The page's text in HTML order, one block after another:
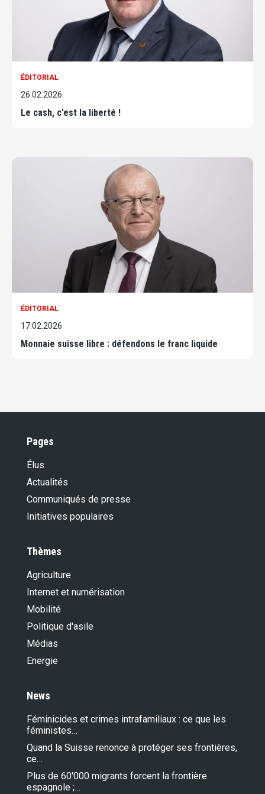
ÉDITORIAL
26.02.2026
Le cash, c’est la liberté !
ÉDITORIAL
17.02.2026
Monnaie suisse libre : défendons le franc liquide
Pages
Élus
Actualités
Communiqués de presse
Initiatives populaires
Thèmes
Agriculture
Internet et numérisation
Mobilité
Politique d'asile
Médias
Energie
News
Féminicides et crimes intrafamiliaux : ce que les
féministes…
Quand la Suisse renonce à protéger ses frontières,
ce…
Plus de 60'000 migrants forcent la frontière
espagnole ;…